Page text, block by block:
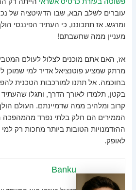
עוברים לשלב הבא, שבו הדיגיטציה של
ומרגש. אז תתכוננו, כי העתיד הפיננסי
מעניין ממה שחשבתם!
אז, האם אתם מוכנים לצלול לעולם
מרתק שמציע פוטנציאל אדיר למי שמוכן
בחוכמה. אל תתנו למורכבות הטכנית
בקטן, תלמדו לאורך הדרך, ותגלו שהעתיד
קרוב ומלהיב ממה שדמיינתם. העולם
הממירים הם חלק בלתי נפרד מהמהפכה
ההזדמנויות הטובות ביותר מחכות רק
לאופק.
Banku